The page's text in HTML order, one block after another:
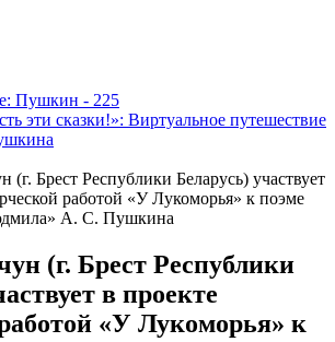
Пушкин - 225
эти сказки!»: Виртуальное путешествие
(г. Брест Республики Беларусь) участвует
работой «У Лукоморья» к поэме
А. С. Пушкина
(г. Брест Республики
в проекте
«У Лукоморья» к